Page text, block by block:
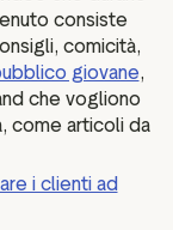
consiste
comicità,
giovane,
che vogliono
come articoli da
i clienti ad